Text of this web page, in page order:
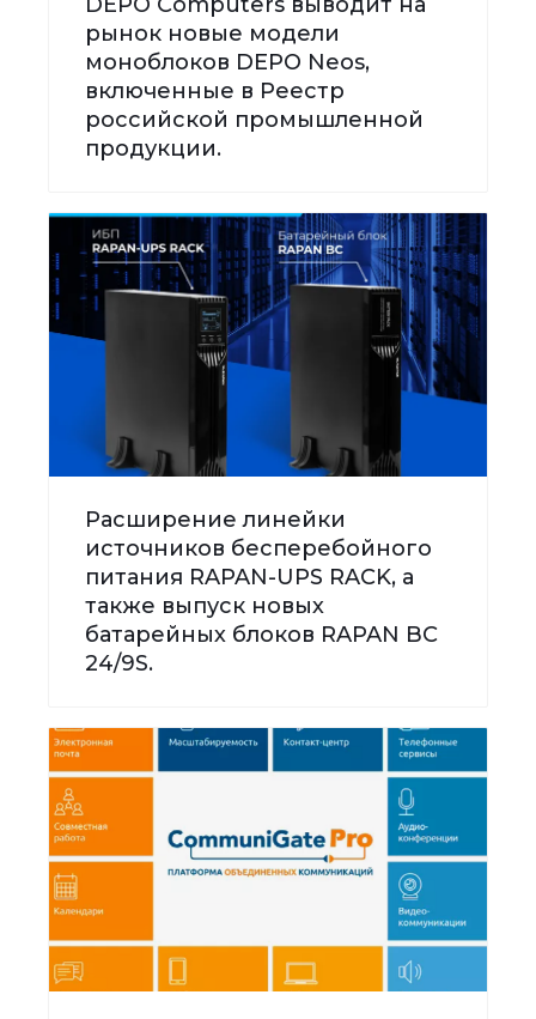
рынок новые модели
моноблоков DEPO Neos,
включенные в Реестр
российской промышленной
продукции.
Расширение линейки
источников бесперебойного
питания RAPAN-UPS RACK, а
также выпуск новых
батарейных блоков RAPAN BC
24/9S.